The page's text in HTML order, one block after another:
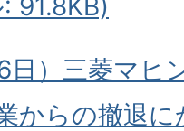
91.8KB)
日）三菱マヒ
からの撤退